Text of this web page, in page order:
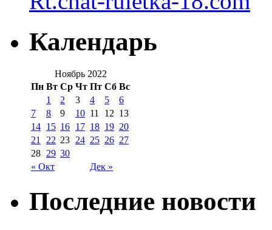
Календарь
Ноябрь 2022
Пн Вт Ср Чт Пт Сб Вс
« Окт Дек »
1 2 3 4 5
6
7
8 9 10 11 12 13
14 15 16 17 18 19 20
21
22 23 24 25 26 27
28 29 30
Последние новости